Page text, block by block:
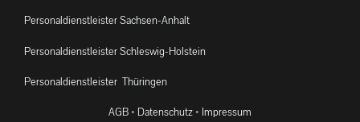
Personaldienstleister Sachsen-Anhalt
Personaldienstleister Schleswig-Holstein
Personaldienstleister Thüringen
AGB• Datenschutz• Impressum